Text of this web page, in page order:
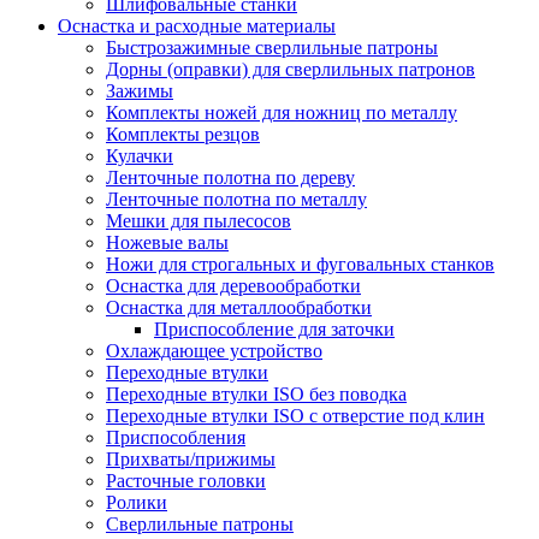
Шлифовальные станки
Оснастка и расходные материалы
Быстрозажимные сверлильные патроны
Дорны (оправки) для сверлильных патронов
Зажимы
Комплекты ножей для ножниц по металлу
Комплекты резцов
Кулачки
Ленточные полотна по дереву
Ленточные полотна по металлу
Мешки для пылесосов
Ножевые валы
Ножи для строгальных и фуговальных станков
Оснастка для деревообработки
Оснастка для металлообработки
Приспособление для заточки
Охлаждающее устройство
Переходные втулки
Переходные втулки ISO без поводка
Переходные втулки ISO с отверстие под клин
Приспособления
Прихваты/прижимы
Расточные головки
Ролики
Сверлильные патроны